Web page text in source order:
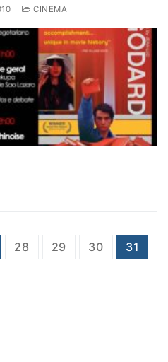
CINEMA
28 29 30
31